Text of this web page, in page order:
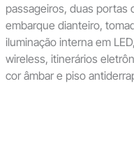
passageiros, duas portas
embarque dianteiro,
iluminação interna em
wireless, itinerários
cor âmbar e piso